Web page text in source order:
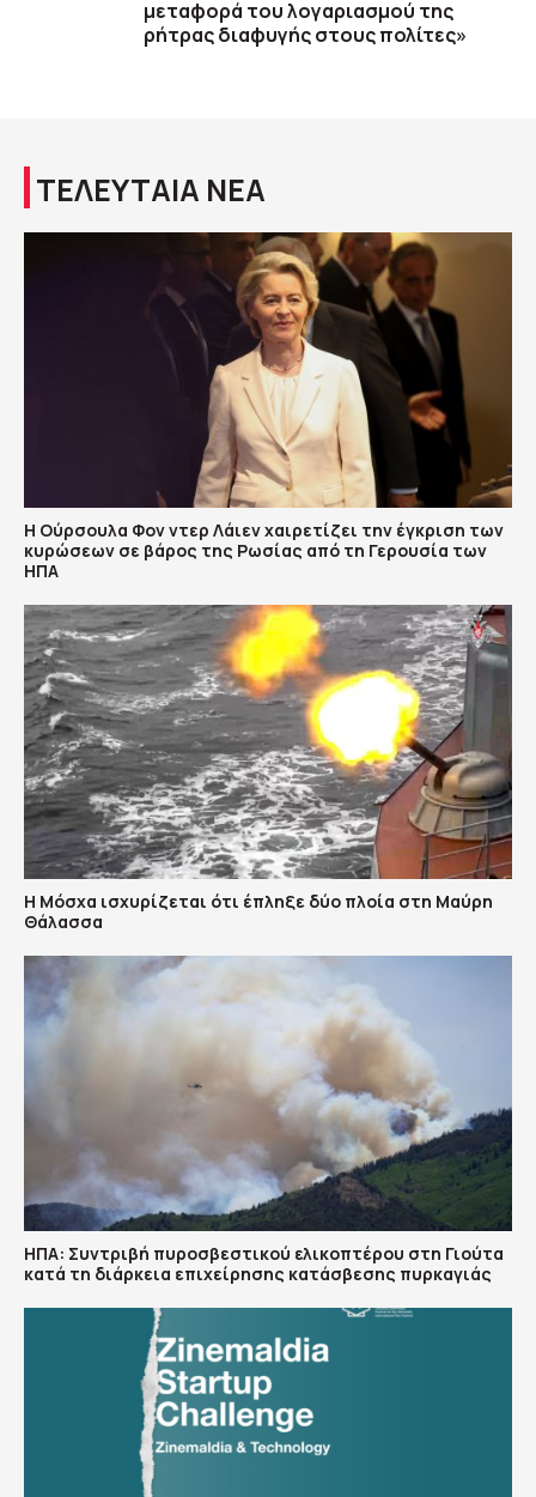
μεταφορά του λογαριασμού της
ρήτρας διαφυγής στους πολίτες»
ΤΕΛΕΥΤΑΙΑ ΝΕΑ
Η Ούρσουλα Φον ντερ Λάιεν χαιρετίζει την έγκριση των
κυρώσεων σε βάρος της Ρωσίας από τη Γερουσία των
ΗΠΑ
Η Μόσχα ισχυρίζεται ότι έπληξε δύο πλοία στη Μαύρη
Θάλασσα
ΗΠΑ: Συντριβή πυροσβεστικού ελικοπτέρου στη Γιούτα
κατά τη διάρκεια επιχείρησης κατάσβεσης πυρκαγιάς